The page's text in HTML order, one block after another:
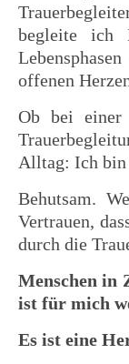
begleite ich
offenen
Ob bei einer
Alltag: Ich bin
Behutsam.
Vertrauen,
durch die
Menschen in
ist für mich
Es ist eine